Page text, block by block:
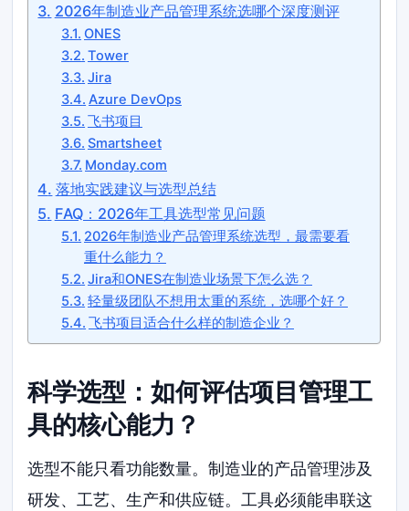
2026年制造业产品管理系统选哪个深度测评
ONES
Tower
Jira
Azure DevOps
飞书项目
Smartsheet
Monday.com
落地实践建议与选型总结
FAQ：2026年工具选型常见问题
2026年制造业产品管理系统选型，最需要看
重什么能力？
Jira和ONES在制造业场景下怎么选？
轻量级团队不想用太重的系统，选哪个好？
飞书项目适合什么样的制造企业？
科学选型：如何评估项目管理工
具的核心能力？
选型不能只看功能数量。制造业的产品管理涉及
研发、工艺、生产和供应链。工具必须能串联这